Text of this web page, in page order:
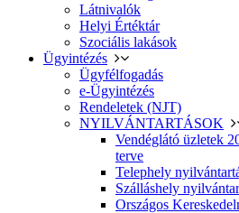
Látnivalók
Helyi Értéktár
Szociális lakások
Ügyintézés
Ügyfélfogadás
e-Ügyintézés
Rendeletek (NJT)
NYILVÁNTARTÁSOK
Vendéglátó üzletek
terve
Telephely
Szálláshely
Országos